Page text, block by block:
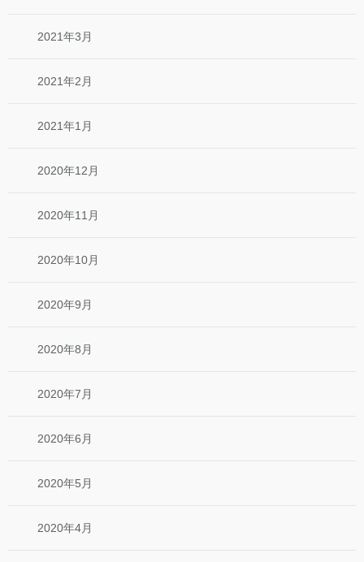
2021年3月
2021年2月
2021年1月
2020年12月
2020年11月
2020年10月
2020年9月
2020年8月
2020年7月
2020年6月
2020年5月
2020年4月